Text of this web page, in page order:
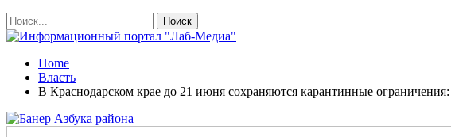
Home
Власть
В Краснодарском крае до 21 июня сохраняются карантинные ограничения: